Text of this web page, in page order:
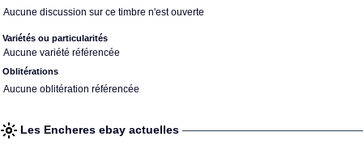
Aucune discussion sur ce timbre n'est ouverte
Variétés ou particularités
Aucune variété référencée
Oblitérations
Aucune oblitération référencée
Les Encheres ebay actuelles